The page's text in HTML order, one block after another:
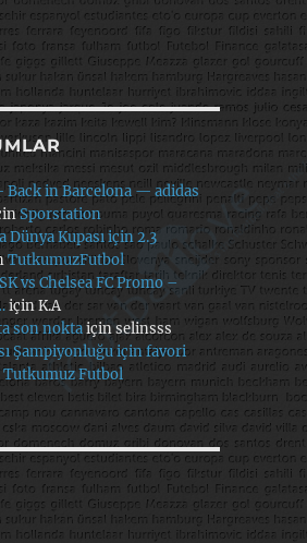
Back in Barcelona — adidas
Sporstation
Dünya Kupası için 2.3
TutkumuzFutbol
vs Chelsea FC Promo –
içinK.A
son noktaiçinselinsss
Şampiyonluğu için favori
Tutkumuz Futbol